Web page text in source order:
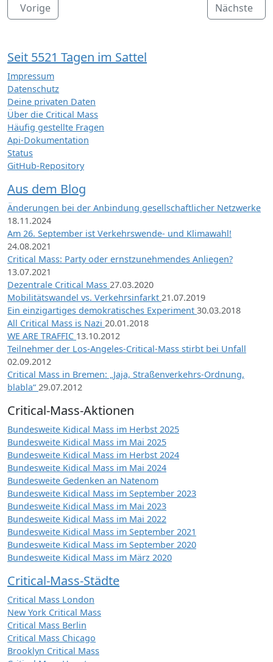
Vorige Nächste
Seit 5521 Tagen im Sattel
Impressum
Datenschutz
Deine privaten Daten
Über die Critical Mass
Häufig gestellte Fragen
Api-Dokumentation
Status
GitHub-Repository
Aus dem Blog
Änderungen bei der Anbindung gesellschaftlicher Netzwerke
18.11.2024
Am 26. September ist Verkehrswende- und Klimawahl!
24.08.2021
Critical Mass: Party oder ernstzunehmendes Anliegen?
13.07.2021
Dezentrale Critical Mass 27.03.2020
Mobilitätswandel vs. Verkehrsinfarkt 21.07.2019
Ein einzigartiges demokratisches Experiment 30.03.2018
All Critical Mass is Nazi 20.01.2018
WE ARE TRAFFIC 13.10.2012
Teilnehmer der Los-Angeles-Critical-Mass stirbt bei Unfall
02.09.2012
Critical Mass in Bremen: „Jaja, Straßenverkehrs-Ordnung,
blabla“ 29.07.2012
Critical-Mass-Aktionen
Bundesweite Kidical Mass im Herbst 2025
Bundesweite Kidical Mass im Mai 2025
Bundesweite Kidical Mass im Herbst 2024
Bundesweite Kidical Mass im Mai 2024
Bundesweite Gedenken an Natenom
Bundesweite Kidical Mass im September 2023
Bundesweite Kidical Mass im Mai 2023
Bundesweite Kidical Mass im Mai 2022
Bundesweite Kidical Mass im September 2021
Bundesweite Kidical Mass im September 2020
Bundesweite Kidical Mass im März 2020
Critical-Mass-Städte
Critical Mass London
New York Critical Mass
Critical Mass Berlin
Critical Mass Chicago
Brooklyn Critical Mass